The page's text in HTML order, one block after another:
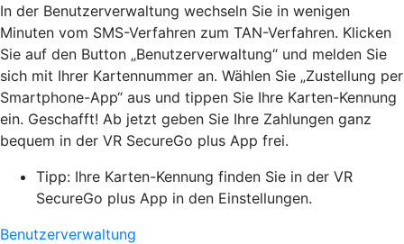
In der Benutzerverwaltung wechseln Sie in wenigen
Minuten vom SMS-Verfahren zum TAN-Verfahren. Klicken
Sie auf den Button „Benutzerverwaltung“ und melden Sie
sich mit Ihrer Kartennummer an. Wählen Sie „Zustellung per
Smartphone-App“ aus und tippen Sie Ihre Karten-Kennung
ein. Geschafft! Ab jetzt geben Sie Ihre Zahlungen ganz
bequem in der VR SecureGo plus App frei.
Tipp: Ihre Karten-Kennung finden Sie in der VR
SecureGo plus App in den Einstellungen.
Benutzerverwaltung